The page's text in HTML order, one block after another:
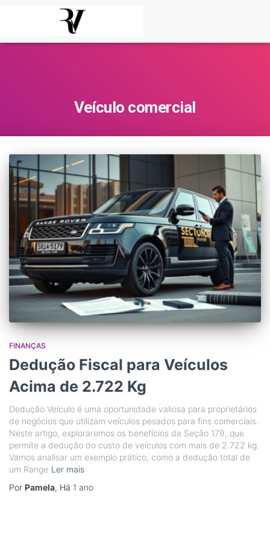
Veículo comercial
FINANÇAS
Dedução Fiscal para Veículos
Acima de 2.722 Kg
Dedução Veículo é uma oportunidade valiosa para proprietários
de negócios que utilizam veículos pesados para fins comerciais.
Neste artigo, exploraremos os benefícios da Seção 179, que
permite a dedução do custo de veículos com mais de 2.722 kg.
Vamos analisar um exemplo prático, como a dedução total de
um Range Ler mais
Por Pamela, Há 1 ano